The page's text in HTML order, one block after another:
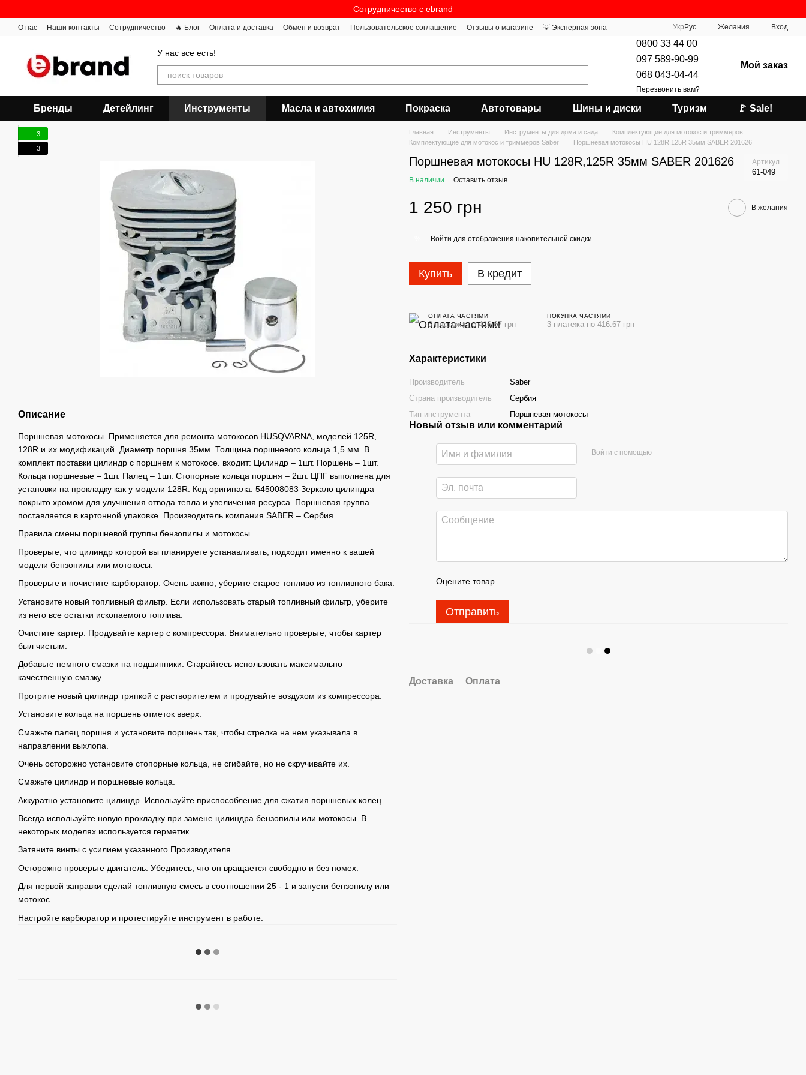
Сотрудничество c ebrand
О нас Наши контакты Сотрудничество 🔥 Блог Оплата и доставка Обмен и возврат Пользовательское соглашение Отзывы о магазине 💡 Эксперная зона Укр Рус Желания Вход
У нас все есть!
0800 33 44 00
097 589-90-99
068 043-04-44
Перезвонить вам?
Мой заказ
Бренды Детейлинг Инструменты Масла и автохимия Покраска Автотовары Шины и диски Туризм 🚩 Sale!
3
3
Описание
Поршневая мотокосы. Применяется для ремонта мотокосов HUSQVARNA, моделей 125R,
128R и их модификаций. Диаметр поршня 35мм. Толщина поршневого кольца 1,5 мм. В
комплект поставки цилиндр с поршнем к мотокосе. входит: Цилиндр – 1шт. Поршень – 1шт.
Кольца поршневые – 1шт. Палец – 1шт. Стопорные кольца поршня – 2шт. ЦПГ выполнена для
установки на прокладку как у модели 128R. Код оригинала: 545008083 Зеркало цилиндра
покрыто хромом для улучшения отвода тепла и увеличения ресурса. Поршневая группа
поставляется в картонной упаковке. Производитель компания SABER – Сербия.
Правила смены поршневой группы бензопилы и мотокосы.
Проверьте, что цилиндр которой вы планируете устанавливать, подходит именно к вашей
модели бензопилы или мотокосы.
Проверьте и почистите карбюратор. Очень важно, уберите старое топливо из топливного бака.
Установите новый топливный фильтр. Если использовать старый топливный фильтр, уберите
из него все остатки ископаемого топлива.
Очистите картер. Продувайте картер с компрессора. Внимательно проверьте, чтобы картер
был чистым.
Добавьте немного смазки на подшипники. Старайтесь использовать максимально
качественную смазку.
Протрите новый цилиндр тряпкой с растворителем и продувайте воздухом из компрессора.
Установите кольца на поршень отметок вверх.
Смажьте палец поршня и установите поршень так, чтобы стрелка на нем указывала в
направлении выхлопа.
Очень осторожно установите стопорные кольца, не сгибайте, но не скручивайте их.
Смажьте цилиндр и поршневые кольца.
Аккуратно установите цилиндр. Используйте приспособление для сжатия поршневых колец.
Всегда используйте новую прокладку при замене цилиндра бензопилы или мотокосы. В
некоторых моделях используется герметик.
Затяните винты с усилием указанного Производителя.
Осторожно проверьте двигатель. Убедитесь, что он вращается свободно и без помех.
Для первой заправки сделай топливную смесь в соотношении 25 - 1 и запусти бензопилу или
мотокос
Настройте карбюратор и протестируйте инструмент в работе.
Главная Инструменты Инструменты для дома и сада
Комплектующие для мотокос и триммеров
Комплектующие для мотокос и триммеров Saber
Поршневая мотокосы HU 128R,125R 35мм SABER 201626
Поршневая мотокосы HU 128R,125R 35мм SABER 201626 Артикул
61-049
В наличии Оставить отзыв
1 250 грн В желания
Войти для отображения накопительной скидки
Купить В кредит
ОПЛАТА ЧАСТЯМИ
3 платежа по 416.67 грн
ПОКУПКА ЧАСТЯМИ
3 платежа по 416.67 грн
Характеристики
Производитель
Saber
Страна производитель
Сербия
Тип инструмента
Поршневая мотокосы
Новый отзыв или комментарий
Войти с помощью
Оцените товар
Отправить
Доставка Оплата